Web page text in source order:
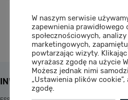
INWESTYCJE
W naszym serwisie
zapewnienia prawidłowego
społecznościowych,
marketingowych,
powtarzając wizyty.
wyrażasz zgodę na użycie
Możesz jednak nimi
„Ustawienia plików
zgodę.